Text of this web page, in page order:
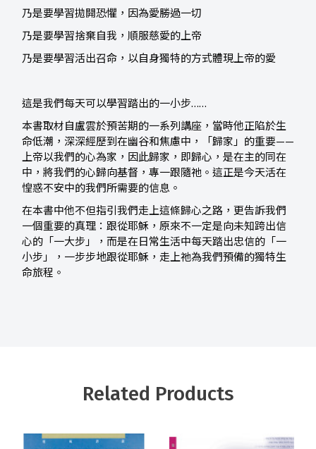
乃是要學習拋開恐懼，因為愛勝過一切
乃是要學習捨棄自我，順服慈愛的上帝
乃是要學習活出召命，以自身獨特的方式體現上帝的愛
這是我們每天可以學習踏出的一小步……
本書取材自盧雲於預苦期的一系列講座，當時他正陷於生
命低潮，深深經歷到在幽谷和焦慮中，「歸家」的重要——
上帝以我們的心為家，因此歸家，即歸心，是在主的同在
中，將我們的心歸向基督，專一跟隨祂。這正是今天活在
惶惑不安中的我們所需要的信息。
在本書中他不但指引我們走上這條歸心之路，更告訴我們
一個重要的真理：跟從耶穌，原來不一定是向未知跨出信
心的「一大步」，而是在日常生活中每天踏出忠信的「一
小步」，一步步地跟從耶穌，走上祂為我們預備的獨特生
命旅程。
Related Products